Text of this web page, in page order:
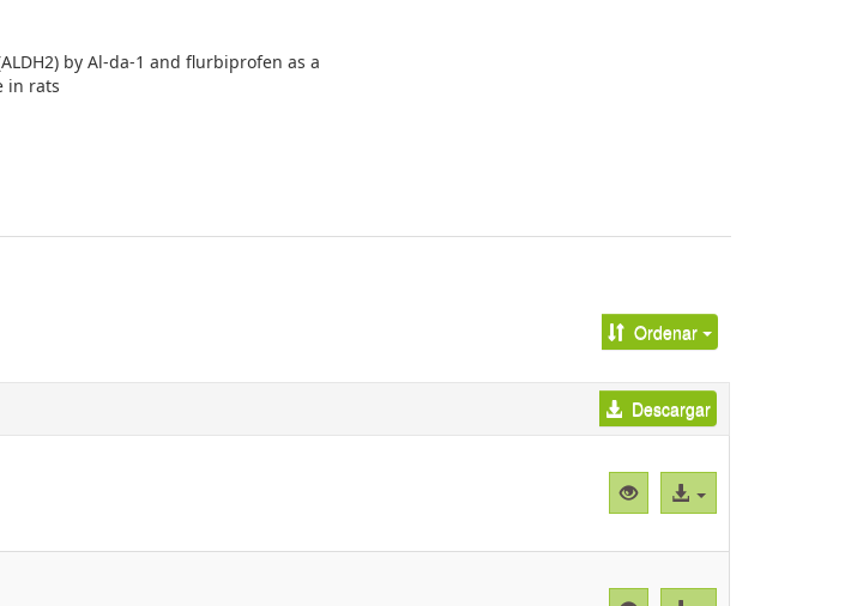
by Al-da-1 and flurbiprofen as a
in rats
Ordenar
Descargar
Vista
previa
CP.pzfx"
Acceso
al